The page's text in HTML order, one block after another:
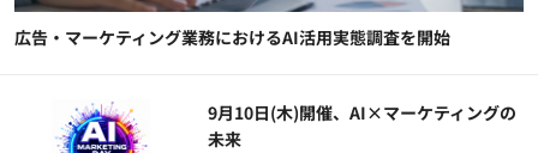
広告・マーケティング業務におけるAI活用実態調査を開始
9月10日(木)開催、AI×マーケティングの
未来